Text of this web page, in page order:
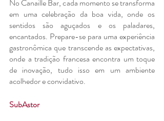
No Canaille Bar, cada momento se transforma
em uma celebração da boa vida, onde os
sentidos são aguçados e os paladares,
encantados. Prepare-se para uma experiência
gastronômica que transcende as expectativas,
onde a tradição francesa encontra um toque
de inovação, tudo isso em um ambiente
acolhedor e convidativo.
SubAstor